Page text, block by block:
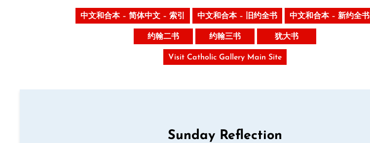
中文和合本 – 简体中文 – 索引 中文和合本 – 旧约全书 中文和合本 – 新约全书
约翰二书 约翰三书 犹大书
Visit Catholic Gallery Main Site
Sunday Reflection